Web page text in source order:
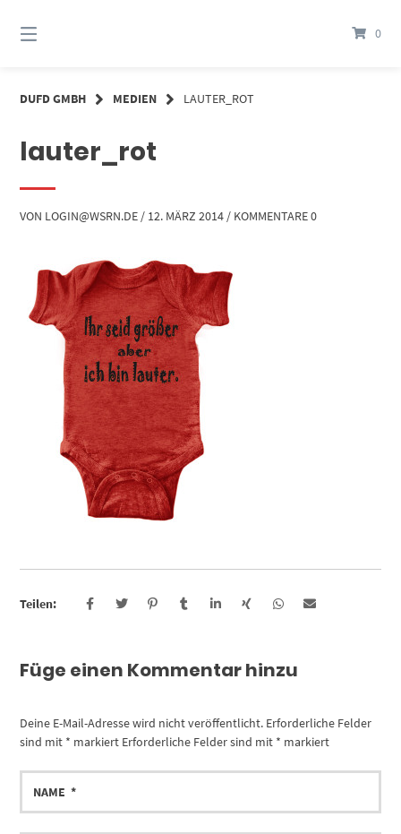
zum
Inhalt
0
DUFD GMBH MEDIEN LAUTER_ROT
lauter_rot
VON LOGIN@WSRN.DE / 12. MÄRZ 2014 / KOMMENTARE 0
Teilen:
Füge einen Kommentar hinzu
Deine E-Mail-Adresse wird nicht veröffentlicht. Erforderliche Felder
sind mit * markiert Erforderliche Felder sind mit * markiert